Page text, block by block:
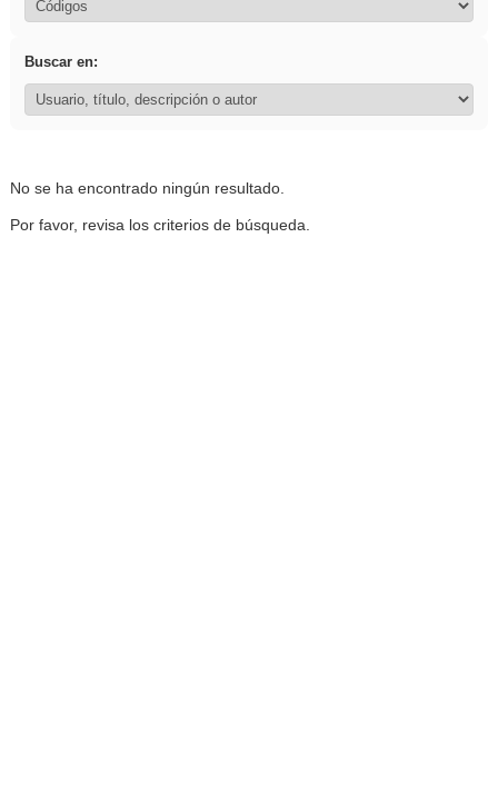
Buscar en:
No se ha encontrado ningún resultado.
Por favor, revisa los criterios de búsqueda.